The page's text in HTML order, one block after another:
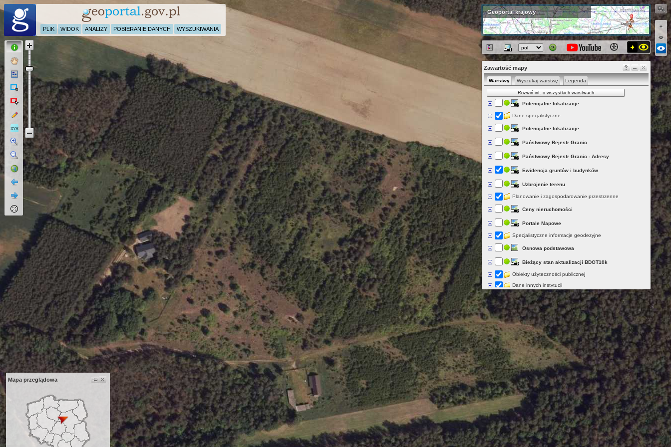
Geoportal krajowy
PLIK WIDOK ANALIZY POBIERANIE DANYCH WYSZUKIWANIA
Zawartość mapy
Warstwy Wyszukaj warstwę Legenda
Rozwiń inf. o wszystkich warstwach
Potencjalne lokalizacje
Dane specjalistyczne
Potencjalne lokalizacje
Państwowy Rejestr Granic
Państwowy Rejestr Granic - Adresy
Ewidencja gruntów i budynków
Uzbrojenie terenu
Planowanie i zagospodarowanie przestrzenne
Ceny nieruchomości
Portale Mapowe
Specjalistyczne informacje geodezyjne
Osnowa podstawowa
Bieżący stan aktualizacji BDOT10k
Obiekty użyteczności publicznej
Dane innych instytucji
Strefy zagrożenia naturalnego
Ostrzeżenia meteorologiczne
Ostrzeżenia hydrologiczne
Mapa emisyjna dla wskaźnika LN
Mapa emisyjna dla wskaźnika LDWN
Mapa imisyjna dla wskaźnika LDWN
Mapa imisyjna dla wskaźnika LN
Mapa wrażliwości hałasowej obszarów dla wskaźnika LDWN
Mapa wrażliwości hałasowej obszarów dla wskaźnika LN
Mapa terenów zagrożonych hałasem dla wskaźnika LN
Mapa terenów zagrożonych hałasem dla wskaźnika LDWN